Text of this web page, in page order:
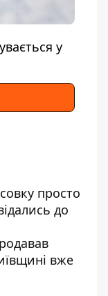
у
просто
до
вже